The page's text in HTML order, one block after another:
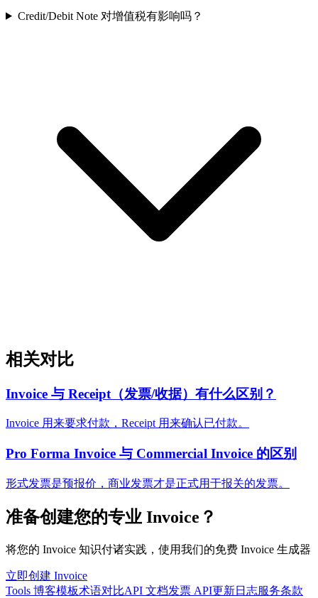
Credit/Debit Note 对增值税有影响吗？
相关对比
Invoice 与 Receipt（发票/收据）有什么区别？
Invoice 用来要求付款，Receipt 用来确认已付款。
Pro Forma Invoice 与 Commercial Invoice 的区别
形式发票是预报价，商业发票才是正式用于报关的发票。
准备创建您的专业 Invoice？
将您的 Invoice 知识付诸实践，使用我们的免费 Invoice 生成器
立即创建 Invoice
Tools 博客模板术语对比API 文档发票 API更新日志服务条款